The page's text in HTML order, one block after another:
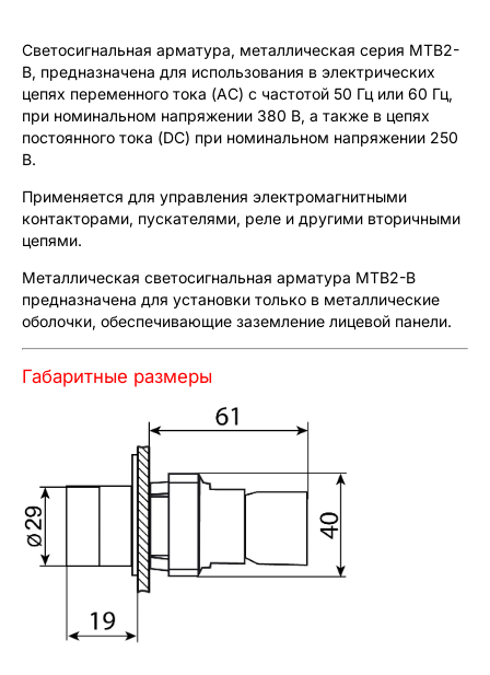
Светосигнальная арматура, металлическая серия MTB2-
B, предназначена для использования в электрических
цепях переменного тока (АС) с частотой 50 Гц или 60 Гц,
при номинальном напряжении 380 В, а также в цепях
постоянного тока (DC) при номинальном напряжении 250
В.
Применяется для управления электромагнитными
контакторами, пускателями, реле и другими вторичными
цепями.
Металлическая светосигнальная арматура MTB2-B
предназначена для установки только в металлические
оболочки, обеспечивающие заземление лицевой панели.
Габаритные размеры